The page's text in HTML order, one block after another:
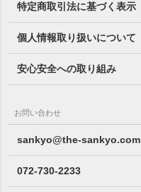
特定商取引法に基づく表示
個人情報取り扱いについて
安心安全への取り組み
お問い合わせ
sankyo@the-sankyo.com
072-730-2233